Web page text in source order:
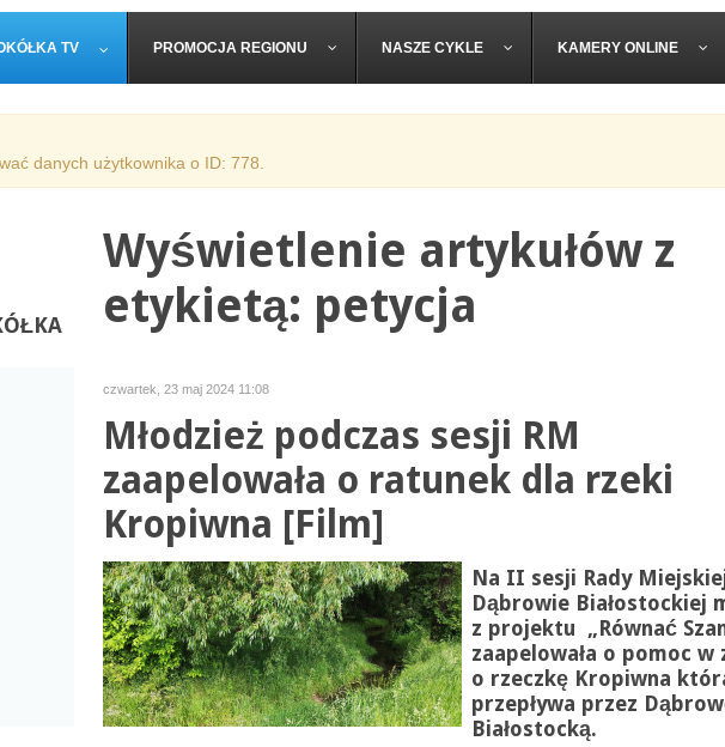
TV PROMOCJA REGIONU NASZE CYKLE KAMERY ONLINE
danych użytkownika o ID: 778.
Wyświetlenie artykułów z
etykietą: petycja
czwartek, 23 maj 2024 11:08
Młodzież podczas sesji RM
zaapelowała o ratunek dla rzeki
Kropiwna [Film]
Na II sesji Rady
Dąbrowie Białostockiej
z projektu „Równać
zaapelowała o pomoc w
o rzeczkę Kropiwna
przepływa przez
Białostocką.